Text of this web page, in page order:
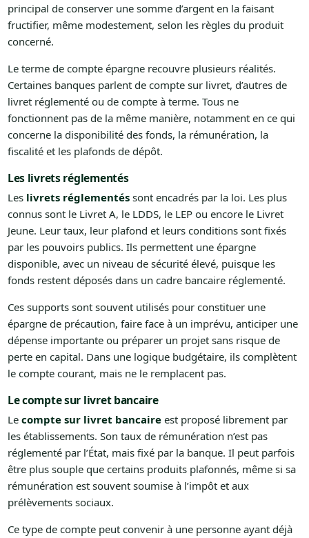
principal de conserver une somme d’argent en la faisant
fructifier, même modestement, selon les règles du produit
concerné.
Le terme de compte épargne recouvre plusieurs réalités.
Certaines banques parlent de compte sur livret, d’autres de
livret réglementé ou de compte à terme. Tous ne
fonctionnent pas de la même manière, notamment en ce qui
concerne la disponibilité des fonds, la rémunération, la
fiscalité et les plafonds de dépôt.
Les livrets réglementés
Les livrets réglementéssont encadrés par la loi. Les plus
connus sont le Livret A, le LDDS, le LEP ou encore le Livret
Jeune. Leur taux, leur plafond et leurs conditions sont fixés
par les pouvoirs publics. Ils permettent une épargne
disponible, avec un niveau de sécurité élevé, puisque les
fonds restent déposés dans un cadre bancaire réglementé.
Ces supports sont souvent utilisés pour constituer une
épargne de précaution, faire face à un imprévu, anticiper une
dépense importante ou préparer un projet sans risque de
perte en capital. Dans une logique budgétaire, ils complètent
le compte courant, mais ne le remplacent pas.
Le compte sur livret bancaire
Le compte sur livret bancaireest proposé librement par
les établissements. Son taux de rémunération n’est pas
réglementé par l’État, mais fixé par la banque. Il peut parfois
être plus souple que certains produits plafonnés, même si sa
rémunération est souvent soumise à l’impôt et aux
prélèvements sociaux.
Ce type de compte peut convenir à une personne ayant déjà